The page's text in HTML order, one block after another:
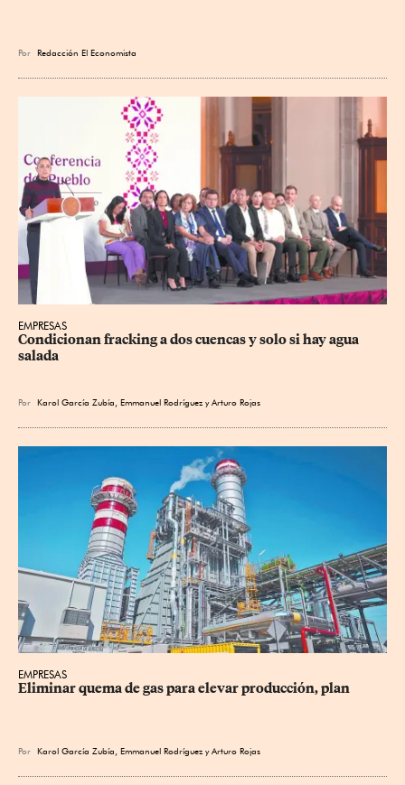
Por Redacción El Economista
EMPRESAS
Condicionan fracking a dos cuencas y solo si hay agua
salada
Por Karol García Zubía Emmanuel Rodríguez yArturo Rojas
EMPRESAS
Eliminar quema de gas para elevar producción, plan
Por Karol García Zubía Emmanuel Rodríguez yArturo Rojas